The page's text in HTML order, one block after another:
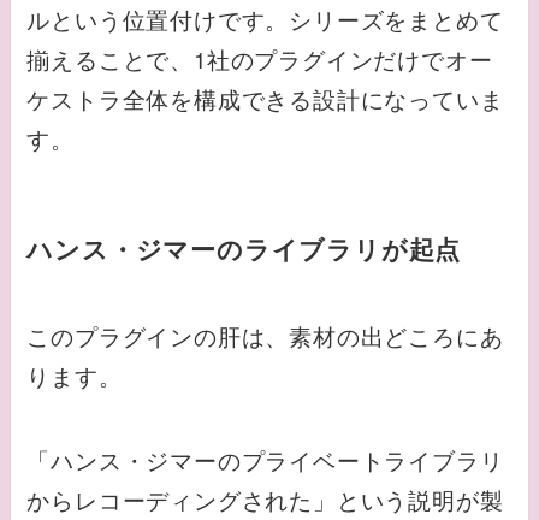
ルという位置付けです。シリーズをまとめて
揃えることで、1社のプラグインだけでオー
ケストラ全体を構成できる設計になっていま
す。
ハンス・ジマーのライブラリが起点
このプラグインの肝は、素材の出どころにあ
ります。
「ハンス・ジマーのプライベートライブラリ
からレコーディングされた」という説明が製